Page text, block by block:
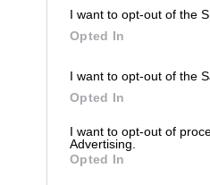
I want to opt-out of the
Opted In
I want to opt-out of the
Opted In
I want to opt-out of
Advertising.
Opted In